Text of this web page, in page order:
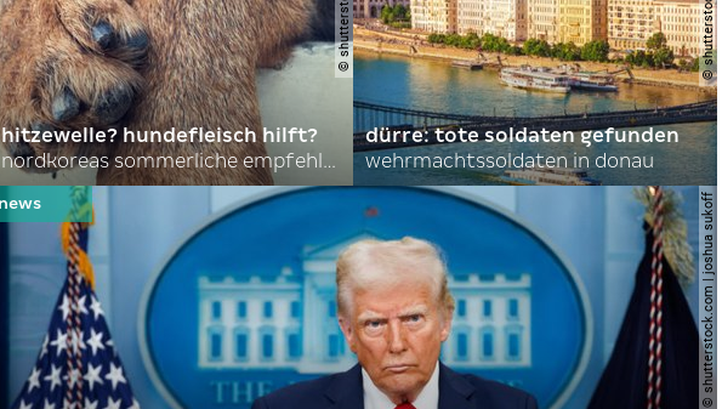
hitzewelle? hundefleisch hilft?
nordkoreas sommerliche empfehlungen
dürre: tote soldaten gefunden
wehrmachtssoldaten in donau
© shutterstock.com | joshua sukoff